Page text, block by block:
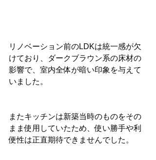
リノベーション前のLDKは統一感が欠
けており、ダークブラウン系の床材の
影響で、室内全体が暗い印象を与えて
いました。
またキッチンは新築当時のものをその
まま使用していたため、使い勝手や利
便性は正直期待できませんでした。